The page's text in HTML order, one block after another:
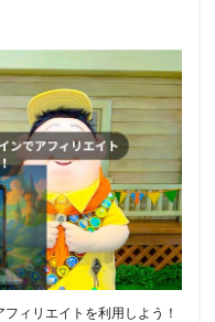
ィリエイトを利用しよう！